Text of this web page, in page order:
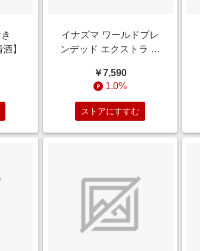
】
イナズマ ワールドブレ
ンデッド エクストラ セ
ンNo.3 700ml【ウイスキ
ー】
￥7,590
1.0%
ストアにすすむ